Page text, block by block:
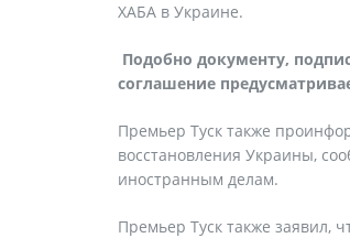
ХАБА в Украине.
Подобно документу,
соглашение
Премьер Туск также
восстановления Украины,
иностранным делам.
Премьер Туск также заявил,